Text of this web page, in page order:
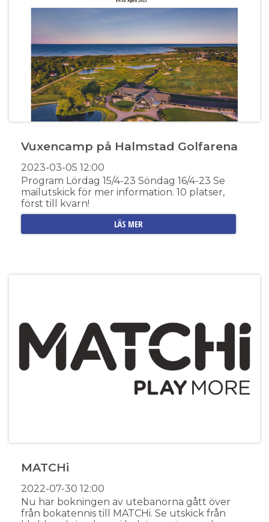
Vuxencamp på Halmstad Golfarena
2023-03-05 12:00
Program Lördag 15/4-23 Söndag 16/4-23 Se
mailutskick för mer information. 10 platser,
först till kvarn!
LÄS MER
MATCHi
2022-07-30 12:00
Nu har bokningen av utebanorna gått över
från bokatennis till MATCHi. Se utskick från